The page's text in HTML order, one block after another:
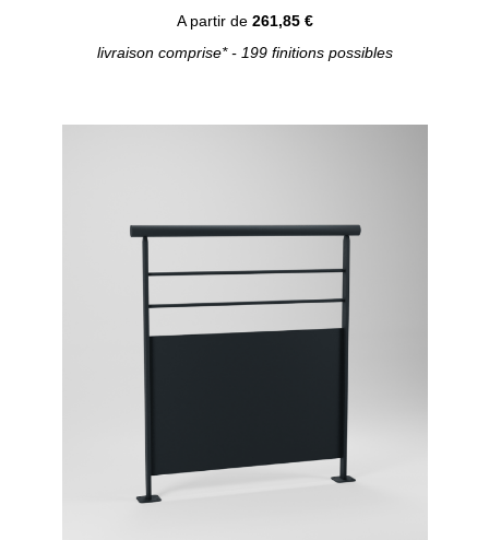
A partir de 261,85 €
livraison comprise* - 199 finitions possibles